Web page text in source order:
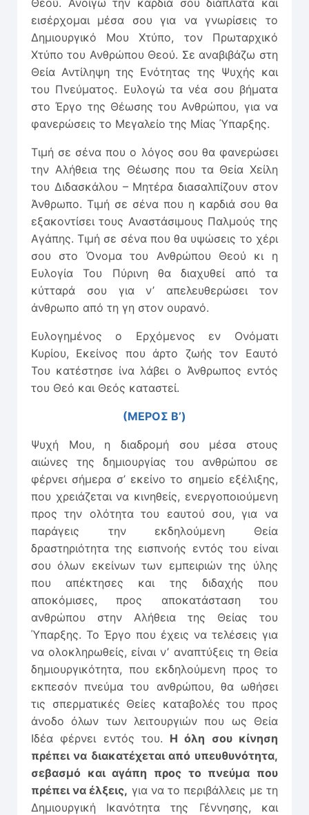
Θεού. Ανοίγω την καρδιά σου διάπλατα και
εισέρχομαι μέσα σου για να γνωρίσεις το
Δημιουργικό Μου Χτύπο, τον Πρωταρχικό
Χτύπο του Ανθρώπου Θεού. Σε αναβιβάζω στη
Θεία Αντίληψη της Ενότητας της Ψυχής και
του Πνεύματος. Ευλογώ τα νέα σου βήματα
στο Έργο της Θέωσης του Ανθρώπου, για να
φανερώσεις το Μεγαλείο της Μίας Ύπαρξης.
Τιμή σε σένα που ο λόγος σου θα φανερώσει
την Αλήθεια της Θέωσης που τα Θεία Χείλη
του Διδασκάλου – Μητέρα διασαλπίζουν στον
Άνθρωπο. Τιμή σε σένα που η καρδιά σου θα
εξακοντίσει τους Αναστάσιμους Παλμούς της
Αγάπης. Τιμή σε σένα που θα υψώσεις το χέρι
σου στο Όνομα του Ανθρώπου Θεού κι η
Ευλογία Του Πύρινη θα διαχυθεί από τα
κύτταρά σου για ν’ απελευθερώσει τον
άνθρωπο από τη γη στον ουρανό.
Ευλογημένος ο Ερχόμενος εν Ονόματι
Κυρίου, Εκείνος που άρτο ζωής τον Εαυτό
Του κατέστησε ίνα λάβει ο Άνθρωπος εντός
του Θεό και Θεός καταστεί.
(ΜΕΡΟΣ Β’)
Ψυχή Μου, η διαδρομή σου μέσα στους
αιώνες της δημιουργίας του ανθρώπου σε
φέρνει σήμερα σ’ εκείνο το σημείο εξέλιξης,
που χρειάζεται να κινηθείς, ενεργοποιούμενη
προς την ολότητα του εαυτού σου, για να
παράγεις την εκδηλούμενη Θεία
δραστηριότητα της εισπνοής εντός του είναι
σου όλων εκείνων των εμπειριών της ύλης
που απέκτησες και της διδαχής που
αποκόμισες, προς αποκατάσταση του
ανθρώπου στην Αλήθεια της Θείας του
Ύπαρξης. Το Έργο που έχεις να τελέσεις για
να ολοκληρωθείς, είναι ν’ αναπτύξεις τη Θεία
δημιουργικότητα, που εκδηλούμενη προς το
εκπεσόν πνεύμα του ανθρώπου, θα ωθήσει
τις σπερματικές Θείες καταβολές του προς
άνοδο όλων των λειτουργιών που ως Θεία
Ιδέα φέρνει εντός του. Η όλη σου κίνηση
πρέπει να διακατέχεται από υπευθυνότητα,
σεβασμό και αγάπη προς το πνεύμα που
πρέπει να έλξεις, για να το περιβάλλεις με τη
Δημιουργική Ικανότητα της Γέννησης, και